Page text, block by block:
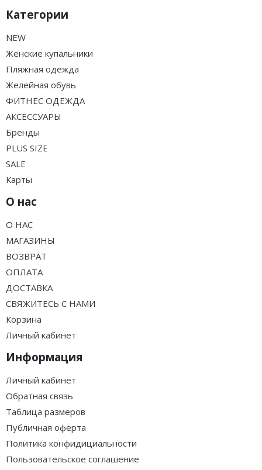
Категории
NEW
Женские купальники
Пляжная одежда
Желейная обувь
ФИТНЕС ОДЕЖДА
АКСЕССУАРЫ
Бренды
PLUS SIZE
SALE
Карты
О нас
О НАС
МАГАЗИНЫ
ВОЗВРАТ
ОПЛАТА
ДОСТАВКА
СВЯЖИТЕСЬ С НАМИ
Корзина
Личный кабинет
Информация
Личный кабинет
Обратная связь
Таблица размеров
Публичная оферта
Политика конфидициальности
Пользовательское соглашение